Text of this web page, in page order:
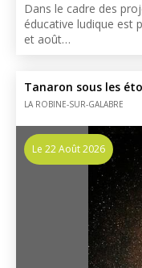
Dans le cadre des
éducative ludique est
et août…
Tanaron sous les
LA ROBINE-SUR-GALABRE
Le 22 Août 2026